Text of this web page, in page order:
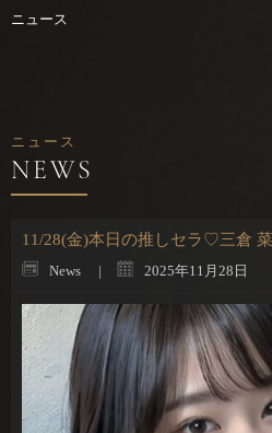
ニュース
ニュース
11/28(金)本日の推しセラ♡三倉
News 2025年11月28日